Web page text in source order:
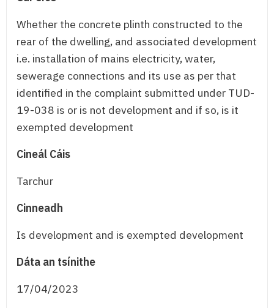
Whether the concrete plinth constructed to the
rear of the dwelling, and associated development
i.e. installation of mains electricity, water,
sewerage connections and its use as per that
identified in the complaint submitted under TUD-
19-038 is or is not development and if so, is it
exempted development
Cineál Cáis
Tarchur
Cinneadh
Is development and is exempted development
Dáta an tsínithe
17/04/2023